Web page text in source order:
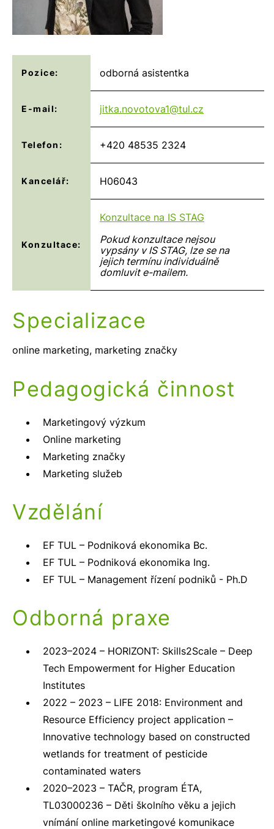
Pozice: odborná asistentka
E-mail: jitka.novotova1@tul.cz
Telefon: +420 48535 2324
Kancelář: H06043
Konzultace:
Konzultace na IS STAG
Pokud konzultace nejsou
vypsány v IS STAG, lze se na
jejich termínu individuálně
domluvit e-mailem.
Specializace
online marketing, marketing značky
Pedagogická činnost
Marketingový výzkum
Online marketing
Marketing značky
Marketing služeb
Vzdělání
EF TUL – Podniková ekonomika Bc.
EF TUL – Podniková ekonomika Ing.
EF TUL – Management řízení podniků - Ph.D
Odborná praxe
2023–2024 – HORIZONT: Skills2Scale – Deep
Tech Empowerment for Higher Education
Institutes
2022 – 2023 – LIFE 2018: Environment and
Resource Efficiency project application –
Innovative technology based on constructed
wetlands for treatment of pesticide
contaminated waters
2020–2023 – TAČR, program ÉTA,
TL03000236 – Děti školního věku a jejich
vnímání online marketingové komunikace